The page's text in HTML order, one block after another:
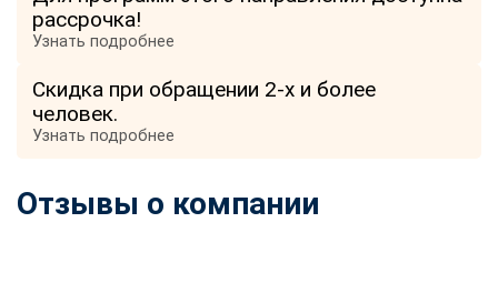
рассрочка!
Узнать подробнее
Скидка при обращении 2-х и более
человек.
Узнать подробнее
Отзывы о компании